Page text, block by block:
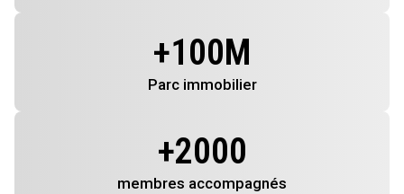
+100M
Parc immobilier
+2000
membres accompagnés